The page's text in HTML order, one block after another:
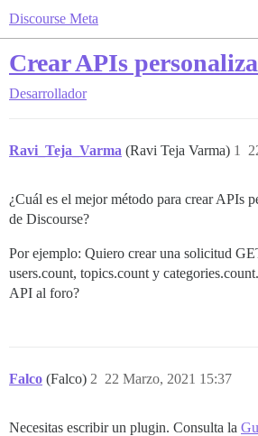
Discourse Meta
Crear APIs
Desarrollador
Ravi_Teja_Varma (Ravi Teja Varma) 1
¿Cuál es el mejor método para crear APIs
de Discourse?
Por ejemplo: Quiero crear una solicitud
users.count, topics.count y
API al foro?
Falco (Falco) 22 Marzo, 2021 15:37
2
Necesitas escribir un plugin. Consulta la